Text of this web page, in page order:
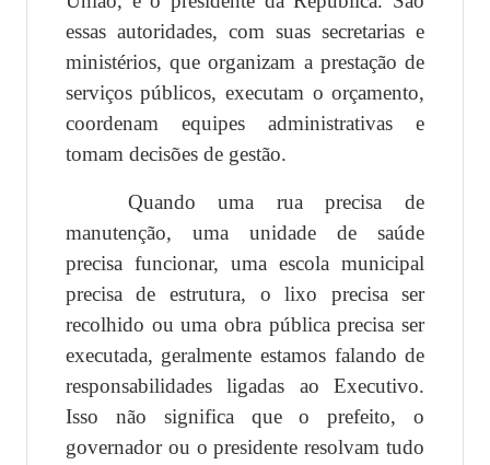
essas autoridades, com suas secretarias e
ministérios, que organizam a prestação de
serviços públicos, executam o orçamento,
coordenam equipes administrativas e
tomam decisões de gestão.
Quando uma rua precisa de
manutenção, uma unidade de saúde
precisa funcionar, uma escola municipal
precisa de estrutura, o lixo precisa ser
recolhido ou uma obra pública precisa ser
executada, geralmente estamos falando de
responsabilidades ligadas ao Executivo.
Isso não significa que o prefeito, o
governador ou o presidente resolvam tudo